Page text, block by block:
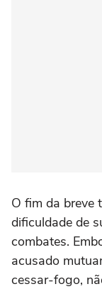
O fim da breve
dificuldade de
combates.
acusado
cessar-fogo,